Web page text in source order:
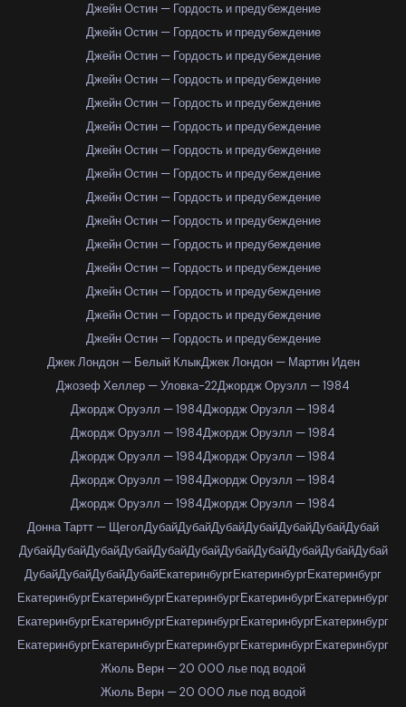
Джейн Остин — Гордость и предубеждение
Джейн Остин — Гордость и предубеждение
Джейн Остин — Гордость и предубеждение
Джейн Остин — Гордость и предубеждение
Джейн Остин — Гордость и предубеждение
Джейн Остин — Гордость и предубеждение
Джейн Остин — Гордость и предубеждение
Джейн Остин — Гордость и предубеждение
Джейн Остин — Гордость и предубеждение
Джейн Остин — Гордость и предубеждение
Джейн Остин — Гордость и предубеждение
Джейн Остин — Гордость и предубеждение
Джейн Остин — Гордость и предубеждение
Джейн Остин — Гордость и предубеждение
Джейн Остин — Гордость и предубеждение
Джек Лондон — Белый КлыкДжек Лондон — Мартин Иден
Джозеф Хеллер — Уловка-22Джордж Оруэлл — 1984
Джордж Оруэлл — 1984Джордж Оруэлл — 1984
Джордж Оруэлл — 1984Джордж Оруэлл — 1984
Джордж Оруэлл — 1984Джордж Оруэлл — 1984
Джордж Оруэлл — 1984Джордж Оруэлл — 1984
Джордж Оруэлл — 1984Джордж Оруэлл — 1984
Донна Тартт — ЩеголДубайДубайДубайДубайДубайДубайДубай
ДубайДубайДубайДубайДубайДубайДубайДубайДубайДубайДубай
ДубайДубайДубайДубайЕкатеринбургЕкатеринбургЕкатеринбург
ЕкатеринбургЕкатеринбургЕкатеринбургЕкатеринбургЕкатеринбург
ЕкатеринбургЕкатеринбургЕкатеринбургЕкатеринбургЕкатеринбург
ЕкатеринбургЕкатеринбургЕкатеринбургЕкатеринбургЕкатеринбург
Жюль Верн — 20 000 лье под водой
Жюль Верн — 20 000 лье под водой